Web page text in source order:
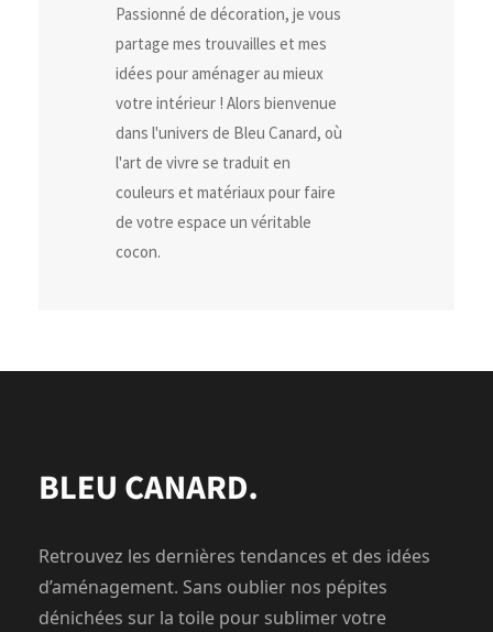
Passionné de décoration, je vous
partage mes trouvailles et mes
idées pour aménager au mieux
votre intérieur ! Alors bienvenue
dans l'univers de Bleu Canard, où
l'art de vivre se traduit en
couleurs et matériaux pour faire
de votre espace un véritable
cocon.
Retrouvez les dernières tendances et des idées
d’aménagement. Sans oublier nos pépites
dénichées sur la toile pour sublimer votre